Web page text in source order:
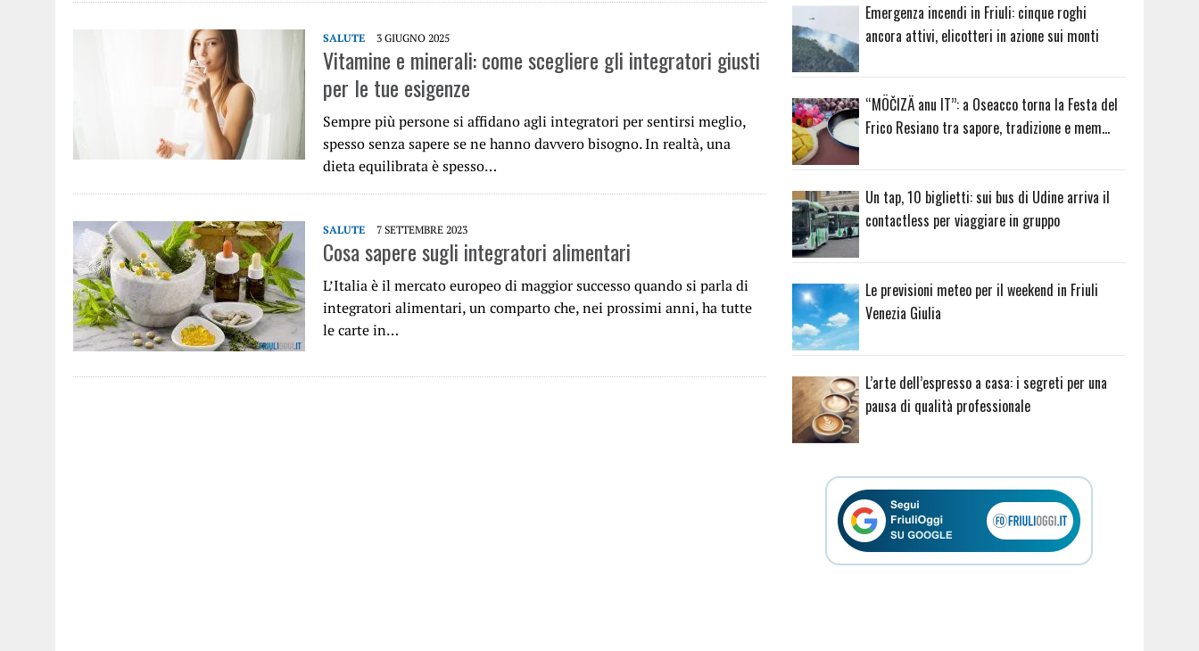
SALUTE 3 GIUGNO 2025
Vitamine e minerali: come scegliere gli integratori giusti
per le tue esigenze
Sempre più persone si affidano agli integratori per sentirsi meglio,
spesso senza sapere se ne hanno davvero bisogno. In realtà, una
dieta equilibrata è spesso…
SALUTE 7 SETTEMBRE 2023
Cosa sapere sugli integratori alimentari
L’Italia è il mercato europeo di maggior successo quando si parla di
integratori alimentari, un comparto che, nei prossimi anni, ha tutte
le carte in…
Emergenza incendi in Friuli: cinque roghi
ancora attivi, elicotteri in azione sui monti
“MÖČIZÄ anu IT”: a Oseacco torna la Festa del
Frico Resiano tra sapore, tradizione e mem…
Un tap, 10 biglietti: sui bus di Udine arriva il
contactless per viaggiare in gruppo
Le previsioni meteo per il weekend in Friuli
Venezia Giulia
L’arte dell’espresso a casa: i segreti per una
pausa di qualità professionale